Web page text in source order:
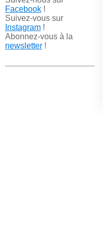
Facebook!
Suivez-vous sur
Instagram!
Abonnez-vous à la
newsletter!